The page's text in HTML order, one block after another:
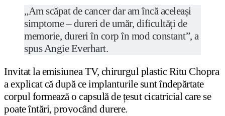
„Am scăpat de cancer dar am încă aceleași
simptome – dureri de umăr, dificultăți de
memorie, dureri în corp în mod constant”, a
spus Angie Everhart.
Invitat la emisiunea TV, chirurgul plastic Ritu Chopra
a explicat că după ce implanturile sunt îndepărtate
corpul formează o capsulă de țesut cicatricial care se
poate întări, provocând durere.